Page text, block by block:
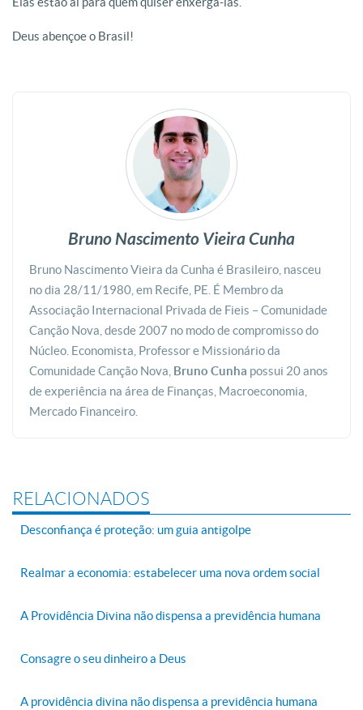
Deus abençoe o Brasil!
Bruno Nascimento Vieira Cunha
Bruno Nascimento Vieira da Cunha é Brasileiro, nasceu
no dia 28/11/1980, em Recife, PE. É Membro da
Associação Internacional Privada de Fieis – Comunidade
Canção Nova, desde 2007 no modo de compromisso do
Núcleo. Economista, Professor e Missionário da
Comunidade Canção Nova, Bruno Cunha possui 20 anos
de experiência na área de Finanças, Macroeconomia,
Mercado Financeiro.
RELACIONADOS
Desconfiança é proteção: um guia antigolpe
Realmar a economia: estabelecer uma nova ordem social
A Providência Divina não dispensa a previdência humana
Consagre o seu dinheiro a Deus
A providência divina não dispensa a previdência humana